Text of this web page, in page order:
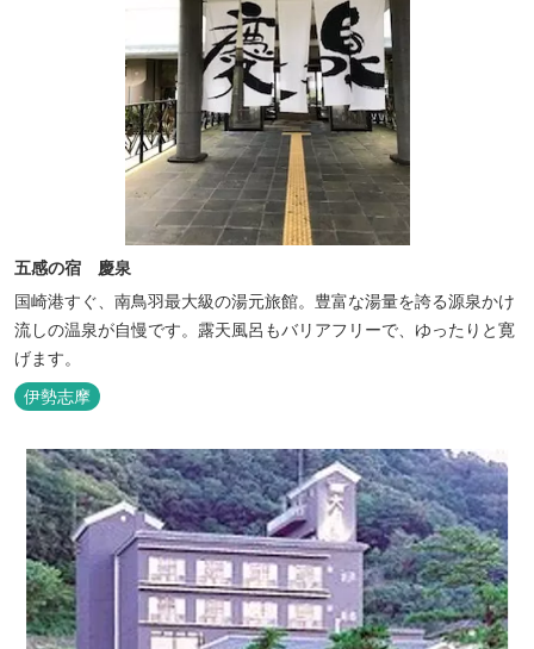
五感の宿 慶泉
国崎港すぐ、南鳥羽最大級の湯元旅館。豊富な湯量を誇る源泉かけ
流しの温泉が自慢です。露天風呂もバリアフリーで、ゆったりと寛
げます。
伊勢志摩